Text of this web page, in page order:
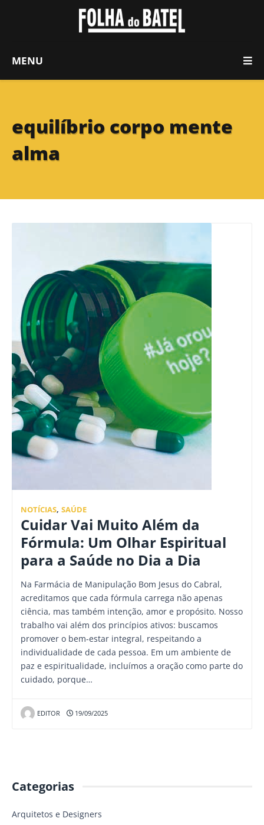
MENU
equilíbrio corpo mente
alma
NOTÍCIAS, SAÚDE
Cuidar Vai Muito Além da
Fórmula: Um Olhar Espiritual
para a Saúde no Dia a Dia
Na Farmácia de Manipulação Bom Jesus do Cabral,
acreditamos que cada fórmula carrega não apenas
ciência, mas também intenção, amor e propósito. Nosso
trabalho vai além dos princípios ativos: buscamos
promover o bem-estar integral, respeitando a
individualidade de cada pessoa. Em um ambiente de
paz e espiritualidade, incluímos a oração como parte do
cuidado, porque…
EDITOR 19/09/2025
Categorias
Arquitetos e Designers